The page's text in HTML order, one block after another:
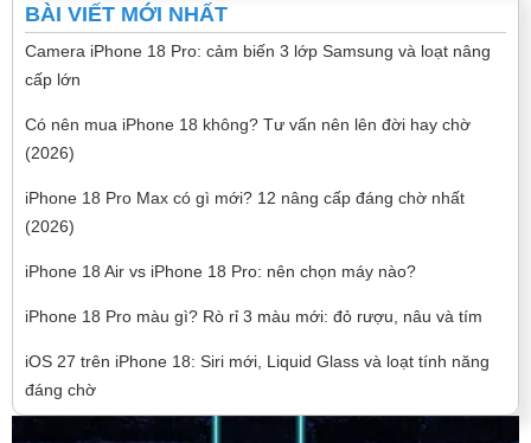
BÀI VIẾT MỚI NHẤT
Camera iPhone 18 Pro: cảm biến 3 lớp Samsung và loạt nâng
cấp lớn
Có nên mua iPhone 18 không? Tư vấn nên lên đời hay chờ
(2026)
iPhone 18 Pro Max có gì mới? 12 nâng cấp đáng chờ nhất
(2026)
iPhone 18 Air vs iPhone 18 Pro: nên chọn máy nào?
iPhone 18 Pro màu gì? Rò rỉ 3 màu mới: đỏ rượu, nâu và tím
iOS 27 trên iPhone 18: Siri mới, Liquid Glass và loạt tính năng
đáng chờ